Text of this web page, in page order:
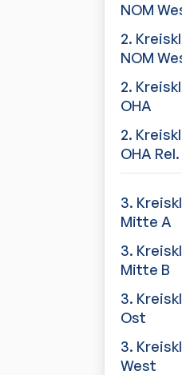
NOM
2.
NOM
2.
OHA
2.
OHA Rel.
3.
Mitte A
3.
Mitte B
3.
Ost
3.
West